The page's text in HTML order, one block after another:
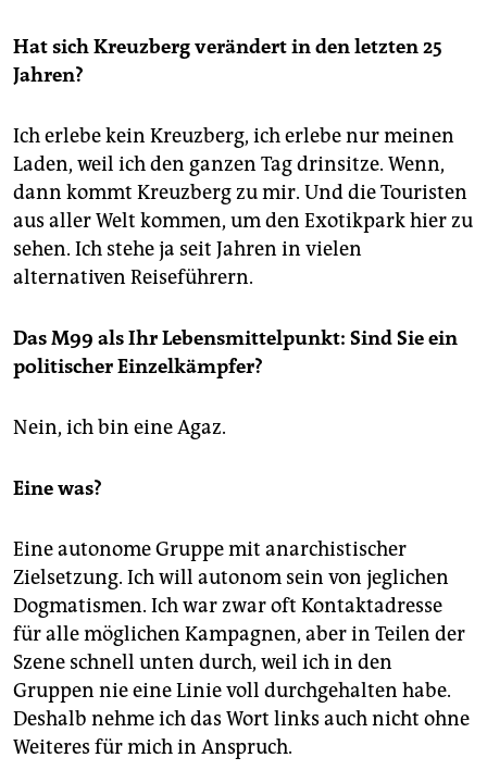
Hat sich Kreuzberg verändert in den letzten 25
Jahren?
Ich erlebe kein Kreuzberg, ich erlebe nur meinen
Laden, weil ich den ganzen Tag drinsitze. Wenn,
dann kommt Kreuzberg zu mir. Und die Touristen
aus aller Welt kommen, um den Exotikpark hier zu
sehen. Ich stehe ja seit Jahren in vielen
alternativen Reiseführern.
Das M99 als Ihr Lebensmittelpunkt: Sind Sie ein
politischer Einzelkämpfer?
Nein, ich bin eine Agaz.
Eine was?
Eine autonome Gruppe mit anarchistischer
Zielsetzung. Ich will autonom sein von jeglichen
Dogmatismen. Ich war zwar oft Kontaktadresse
für alle möglichen Kampagnen, aber in Teilen der
Szene schnell unten durch, weil ich in den
Gruppen nie eine Linie voll durchgehalten habe.
Deshalb nehme ich das Wort links auch nicht ohne
Weiteres für mich in Anspruch.